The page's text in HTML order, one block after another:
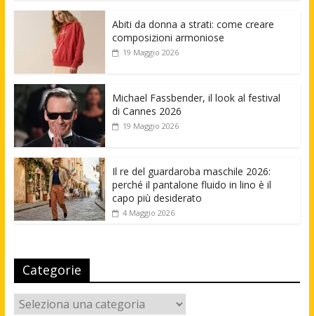
Abiti da donna a strati: come creare
composizioni armoniose
19 Maggio 2026
Michael Fassbender, il look al festival
di Cannes 2026
19 Maggio 2026
Il re del guardaroba maschile 2026:
perché il pantalone fluido in lino è il
capo più desiderato
4 Maggio 2026
Categorie
Categorie